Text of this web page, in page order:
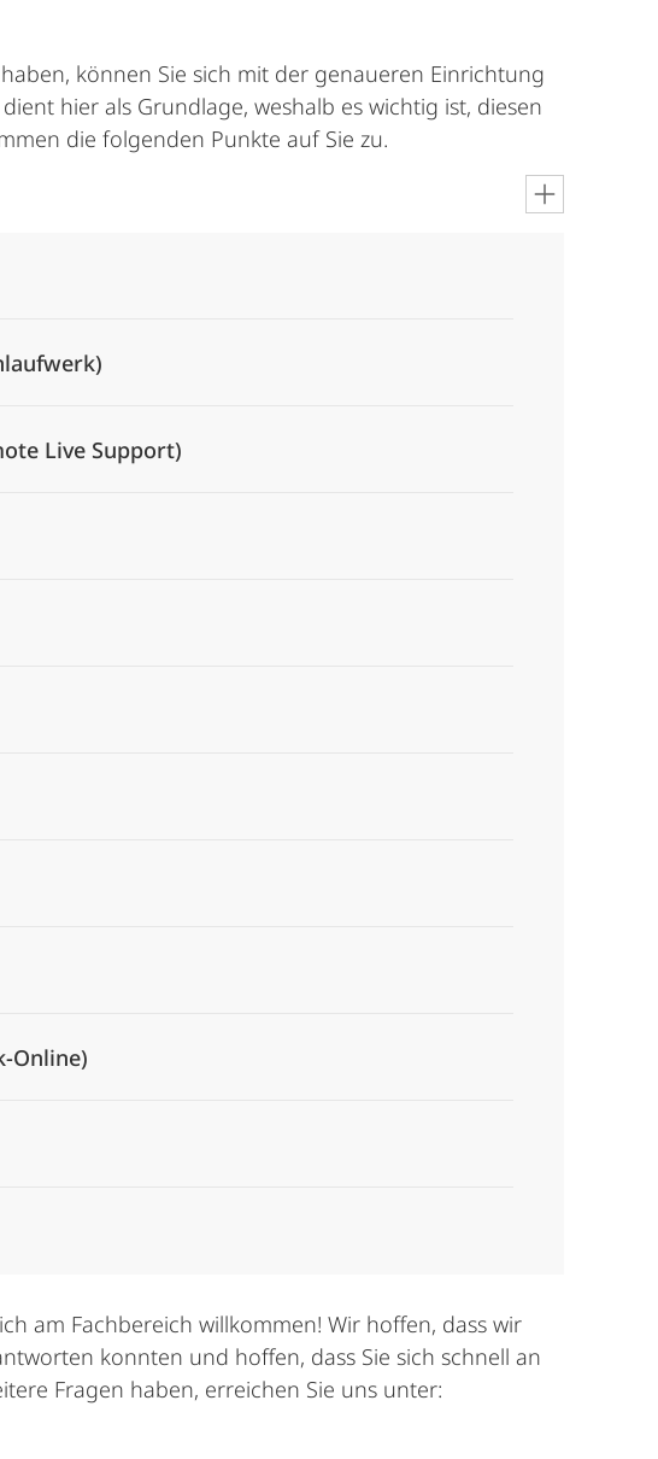
können Sie sich mit der genaueren Einrichtung
hier als Grundlage, weshalb es wichtig ist, diesen
die folgenden Punkte auf Sie zu.
Live Support)
Online)
am Fachbereich willkommen! Wir hoffen, dass wir
konnten und hoffen, dass Sie sich schnell an
Fragen haben, erreichen Sie uns unter: